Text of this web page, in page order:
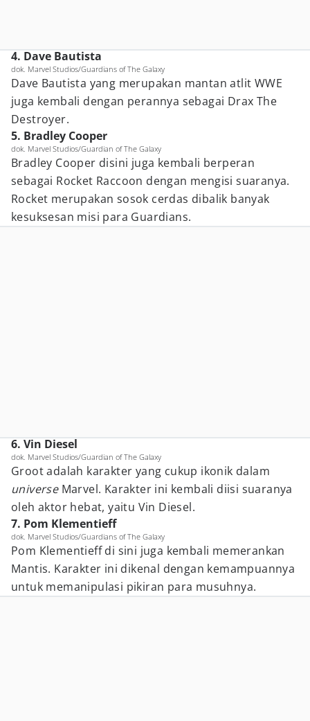
4. Dave Bautista
dok. Marvel Studios/Guardians of The Galaxy
Dave Bautista yang merupakan mantan atlit WWE
juga kembali dengan perannya sebagai Drax The
Destroyer.
5. Bradley Cooper
dok. Marvel Studios/Guardian of The Galaxy
Bradley Cooper disini juga kembali berperan
sebagai Rocket Raccoon dengan mengisi suaranya.
Rocket merupakan sosok cerdas dibalik banyak
kesuksesan misi para Guardians.
6. Vin Diesel
dok. Marvel Studios/Guardian of The Galaxy
Groot adalah karakter yang cukup ikonik dalam
universeMarvel. Karakter ini kembali diisi suaranya
oleh aktor hebat, yaitu Vin Diesel.
7. Pom Klementieff
dok. Marvel Studios/Guardians of The Galaxy
Pom Klementieff di sini juga kembali memerankan
Mantis. Karakter ini dikenal dengan kemampuannya
untuk memanipulasi pikiran para musuhnya.